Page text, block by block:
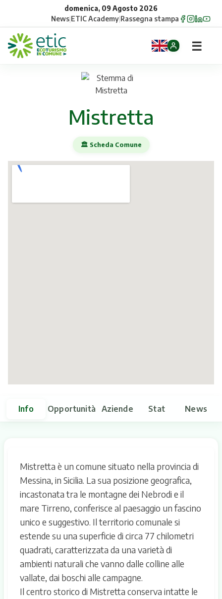
domenica, 09 Agosto 2026
News|ETIC Academy|Rassegna stampa
Eventi
☰
Mistretta
🏛️ Scheda Comune
Info Opportunità Aziende Stat News
Mistretta è un comune situato nella provincia di
Messina, in Sicilia. La sua posizione geografica,
incastonata tra le montagne dei Nebrodi e il
mare Tirreno, conferisce al paesaggio un fascino
unico e suggestivo. Il territorio comunale si
estende su una superficie di circa 77 chilometri
quadrati, caratterizzata da una varietà di
ambienti naturali che vanno dalle colline alle
vallate, dai boschi alle campagne.
Il centro storico di Mistretta conserva intatte le